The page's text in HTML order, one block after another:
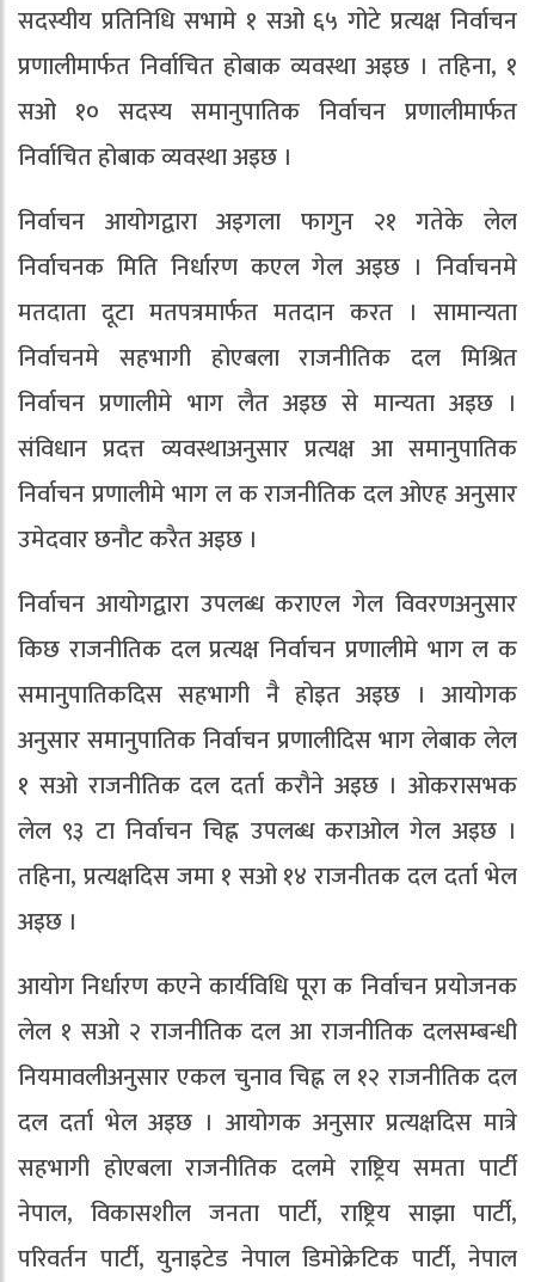
सदस्यीय प्रतिनिधि सभामे १ सओ ६५ गोटे प्रत्यक्ष निर्वाचन
प्रणालीमार्फत निर्वाचित होबाक व्यवस्था अइछ । तहिना, १
सओ १० सदस्य समानुपातिक निर्वाचन प्रणालीमार्फत
निर्वाचित होबाक व्यवस्था अइछ ।
निर्वाचन आयोगद्वारा अइगला फागुन २१ गतेके लेल
निर्वाचनक मिति निर्धारण कएल गेल अइछ । निर्वाचनमे
मतदाता दूटा मतपत्रमार्फत मतदान करत । सामान्यता
निर्वाचनमे सहभागी होएबला राजनीतिक दल मिश्रित
निर्वाचन प्रणालीमे भाग लैत अइछ से मान्यता अइछ ।
संविधान प्रदत्त व्यवस्थाअनुसार प्रत्यक्ष आ समानुपातिक
निर्वाचन प्रणालीमे भाग ल क राजनीतिक दल ओएह अनुसार
उमेदवार छनौट करैत अइछ ।
निर्वाचन आयोगद्वारा उपलब्ध कराएल गेल विवरणअनुसार
किछ राजनीतिक दल प्रत्यक्ष निर्वाचन प्रणालीमे भाग ल क
समानुपातिकदिस सहभागी नै होइत अइछ । आयोगक
अनुसार समानुपातिक निर्वाचन प्रणालीदिस भाग लेबाक लेल
१ सओ राजनीतिक दल दर्ता करौने अइछ । ओकरासभक
लेल ९३ टा निर्वाचन चिह्न उपलब्ध कराओल गेल अइछ ।
तहिना, प्रत्यक्षदिस जमा १ सओ १४ राजनीतक दल दर्ता भेल
अइछ ।
आयोग निर्धारण कएने कार्यविधि पूरा क निर्वाचन प्रयोजनक
लेल १ सओ २ राजनीतिक दल आ राजनीतिक दलसम्बन्धी
नियमावलीअनुसार एकल चुनाव चिह्न ल १२ राजनीतिक दल
दल दर्ता भेल अइछ । आयोगक अनुसार प्रत्यक्षदिस मात्रे
सहभागी होएबला राजनीतिक दलमे राष्ट्रिय समता पार्टी
नेपाल, विकासशील जनता पार्टी, राष्ट्रिय साझा पार्टी,
परिवर्तन पार्टी, युनाइटेड नेपाल डिमोक्रेटिक पार्टी, नेपाल